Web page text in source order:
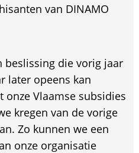
van DINAMO
beslissing die vorig jaar
later opeens kan
onze Vlaamse subsidies
kregen van de vorige
Zo kunnen we een
onze organisatie